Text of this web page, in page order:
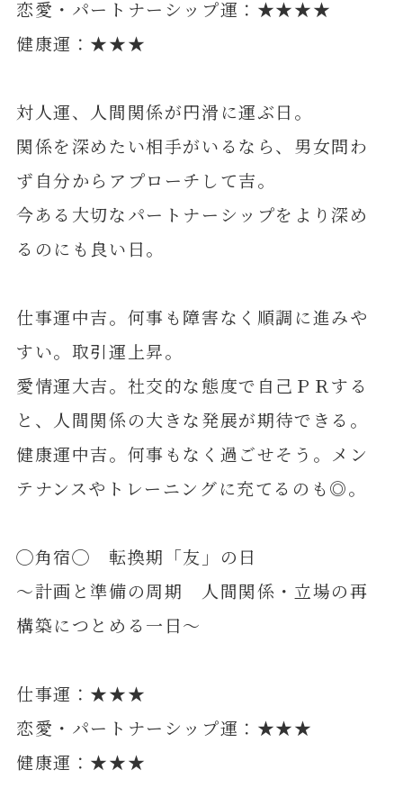
恋愛・パートナーシップ運：★★★★
健康運：★★★
対人運、人間関係が円滑に運ぶ日。
関係を深めたい相手がいるなら、男女問わ
ず自分からアプローチして吉。
今ある大切なパートナーシップをより深め
るのにも良い日。
仕事運中吉。何事も障害なく順調に進みや
すい。取引運上昇。
愛情運大吉。社交的な態度で自己ＰＲする
と、人間関係の大きな発展が期待できる。
健康運中吉。何事もなく過ごせそう。メン
テナンスやトレーニングに充てるのも◎。
◯角宿◯ 転換期「友」の日
～計画と準備の周期 人間関係・立場の再
構築につとめる一日～
仕事運：★★★
恋愛・パートナーシップ運：★★★
健康運：★★★